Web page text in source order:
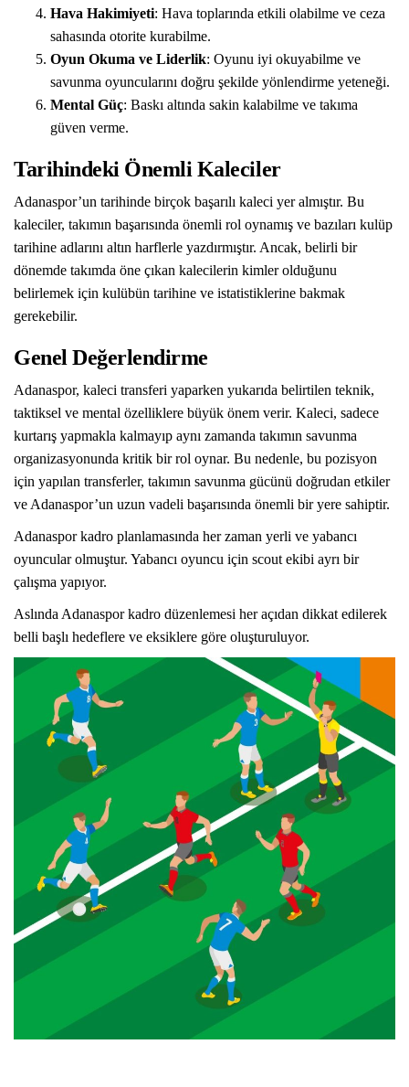
Hava Hakimiyeti: Hava toplarında etkili olabilme ve ceza
sahasında otorite kurabilme.
Oyun Okuma ve Liderlik: Oyunu iyi okuyabilme ve
savunma oyuncularını doğru şekilde yönlendirme yeteneği.
Mental Güç: Baskı altında sakin kalabilme ve takıma
güven verme.
Tarihindeki Önemli Kaleciler
Adanaspor’un tarihinde birçok başarılı kaleci yer almıştır. Bu
kaleciler, takımın başarısında önemli rol oynamış ve bazıları kulüp
tarihine adlarını altın harflerle yazdırmıştır. Ancak, belirli bir
dönemde takımda öne çıkan kalecilerin kimler olduğunu
belirlemek için kulübün tarihine ve istatistiklerine bakmak
gerekebilir.
Genel Değerlendirme
Adanaspor, kaleci transferi yaparken yukarıda belirtilen teknik,
taktiksel ve mental özelliklere büyük önem verir. Kaleci, sadece
kurtarış yapmakla kalmayıp aynı zamanda takımın savunma
organizasyonunda kritik bir rol oynar. Bu nedenle, bu pozisyon
için yapılan transferler, takımın savunma gücünü doğrudan etkiler
ve Adanaspor’un uzun vadeli başarısında önemli bir yere sahiptir.
Adanaspor kadro planlamasında her zaman yerli ve yabancı
oyuncular olmuştur. Yabancı oyuncu için scout ekibi ayrı bir
çalışma yapıyor.
Aslında Adanaspor kadro düzenlemesi her açıdan dikkat edilerek
belli başlı hedeflere ve eksiklere göre oluşturuluyor.